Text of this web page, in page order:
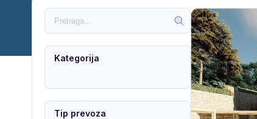
Kategorija
Tip prevoza